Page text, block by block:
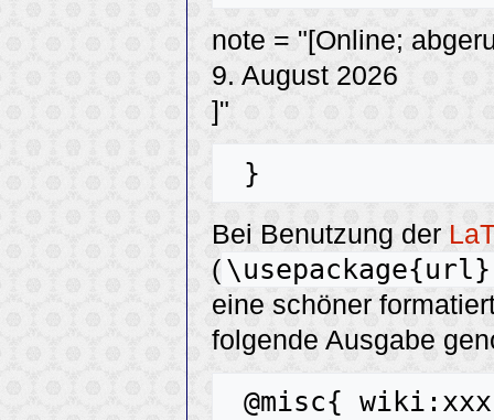
note = "[Online;
9. August 2026
]"
Bei Benutzung der
( \usepackage{url}
eine schöner
folgende Ausgabe